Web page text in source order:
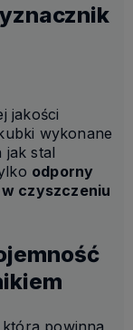
jakości
wykonane
jak stal
odporny
w czyszczeniu
powinna